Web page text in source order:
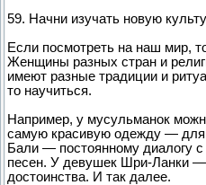
59. Начни изучать новую
Если посмотреть на наш мир,
Женщины разных стран и
имеют разные традиции и
то научиться.
Например, у мусульманок
самую красивую одежду —
Бали — постоянному диалогу
песен. У девушек Шри-Ланки —
достоинства. И так далее.